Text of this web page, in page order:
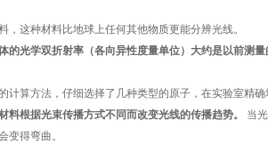
，这种材料比地球上任何其他物质更能分辨光线。
的光学双折射率（各向异性度量单位）大约是以前测量
计算方法，仔细选择了几种类型的原子，在实验室精确
料根据光束传播方式不同而改变光线的传播趋势。 当
变得弯曲。